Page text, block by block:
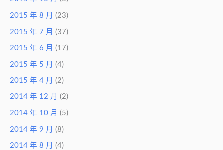
2015 年 8 月 (23)
2015 年 7 月 (37)
2015 年 6 月 (17)
2015 年 5 月 (4)
2015 年 4 月 (2)
2014 年 12 月 (2)
2014 年 10 月 (5)
2014 年 9 月 (8)
2014 年 8 月 (4)